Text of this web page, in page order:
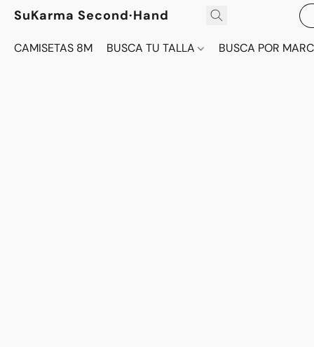
SuKarma Second·Hand
CAMISETAS 8M BUSCA TU TALLA BUSCA POR